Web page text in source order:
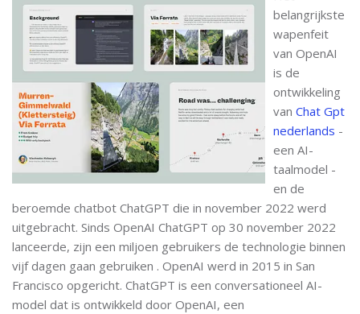
belangrijkste
wapenfeit
van OpenAI
is de
ontwikkeling
van Chat Gpt
nederlands -
een AI-
taalmodel -
en de
beroemde chatbot ChatGPT die in november 2022 werd
uitgebracht. Sinds OpenAI ChatGPT op 30 november 2022
lanceerde, zijn een miljoen gebruikers de technologie binnen
vijf dagen gaan gebruiken . OpenAI werd in 2015 in San
Francisco opgericht. ChatGPT is een conversationeel AI-
model dat is ontwikkeld door OpenAI, een